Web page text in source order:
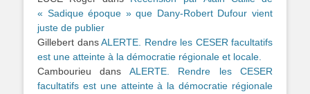
« Sadique époque » que Dany-Robert Dufour vient
juste de publier
Gillebert dansALERTE. Rendre les CESER facultatifs
est une atteinte à la démocratie régionale et locale.
Cambourieu dans ALERTE. Rendre les CESER
facultatifs est une atteinte à la démocratie régionale